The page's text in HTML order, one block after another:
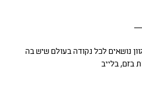
נושאים לכל נקודה בעולם שיש בה
בזם, בלייב